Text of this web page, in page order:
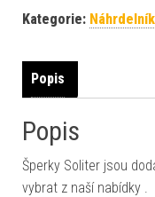
Kategorie:
Popis
Popis
Šperky Soliter jsou
vybrat z naší nabídky .